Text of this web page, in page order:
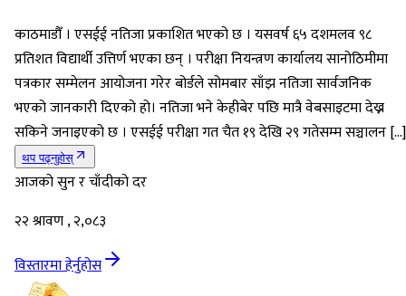
काठमाडौँ । एसईई नतिजा प्रकाशित भएको छ । यसवर्ष ६५ दशमलव ९८
प्रतिशत विद्यार्थी उत्तिर्ण भएका छन् । परीक्षा नियन्त्रण कार्यालय सानोठिमीमा
पत्रकार सम्मेलन आयोजना गरेर बोर्डले सोमबार साँझ नतिजा सार्वजनिक
भएको जानकारी दिएको हो। नतिजा भने केहीबेर पछि मात्रै वेबसाइटमा देख्न
सकिने जनाइएको छ । एसईई परीक्षा गत चैत १९ देखि २९ गतेसम्म सञ्चालन […]
थप पढ्नुहोस्
आजको सुन र चाँदीको दर
२२ श्रावण , २,०८३
विस्तारमा हेर्नुहोस